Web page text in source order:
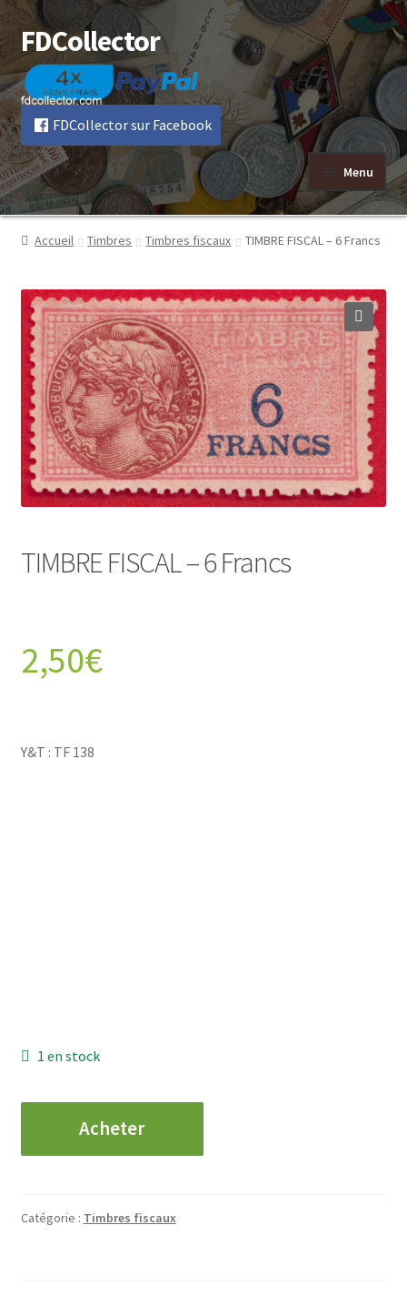
Aller
navigation
Aller
au
contenu
FDCollector
FDCollector sur Facebook
Menu
Accueil Timbres Timbres fiscaux TIMBRE FISCAL – 6 Francs
TIMBRE FISCAL – 6 Francs
2,50€
Y&T : TF 138
1 en stock
TIMBRE
6
Acheter
Catégorie : Timbres fiscaux